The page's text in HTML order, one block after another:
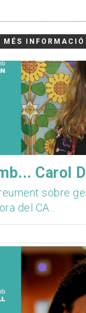
Carol
sobre
del CA...
MÉS INFORMACIÓ